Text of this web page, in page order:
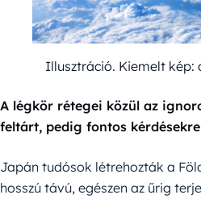
Illusztráció. Kiemelt kép:
A légkör rétegei közül az
feltárt, pedig fontos
Japán tudósok létrehozták a
hosszú távú, egészen az űrig